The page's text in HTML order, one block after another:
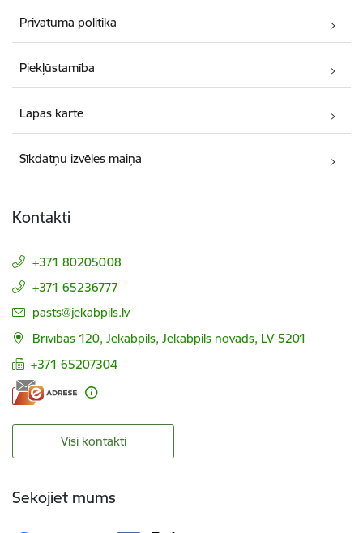
Privātuma politika
Piekļūstamība
Lapas karte
Sīkdatņu izvēles maiņa
Kontakti
+371 80205008
+371 65236777
E-pasts:
pasts@jekabpils.lv
Brīvības 120, Jēkabpils, Jēkabpils novads, LV-5201
+371 65207304
Visi kontakti
Sekojiet mums